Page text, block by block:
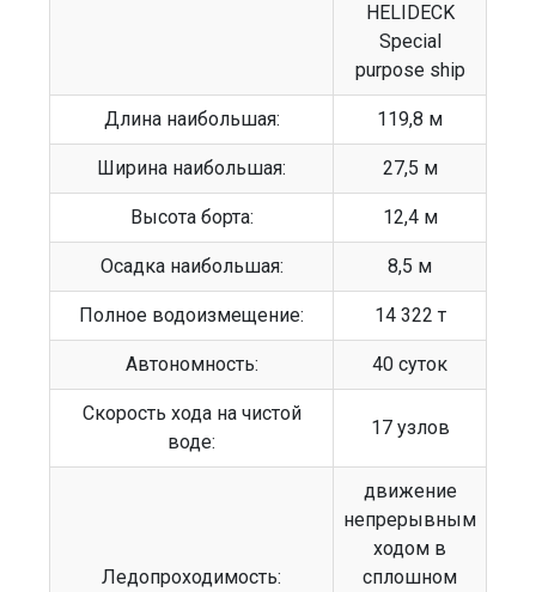
HELIDECK
Special
purpose ship
Длина наибольшая: 119,8 м
Ширина наибольшая: 27,5 м
Высота борта: 12,4 м
Осадка наибольшая: 8,5 м
Полное водоизмещение: 14 322 т
Автономность: 40 суток
Скорость хода на чистой
воде:
17 узлов
Ледопроходимость:
движение
непрерывным
ходом в
сплошном